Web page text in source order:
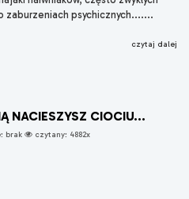
zaburzeniach psychicznych.......
czytaj dalej
NACIESZYSZ CIOCIU...
brak czytany: 4882x